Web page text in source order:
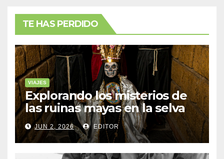
TE HAS PERDIDO
VIAJES
Explorando los misterios de
las ruinas mayas en la selva
de Yucatán
JUN 2, 2026 EDITOR